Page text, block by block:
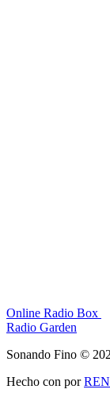
Online Radio Box
Radio Garden
Sonando Fino ©
Hecho con por